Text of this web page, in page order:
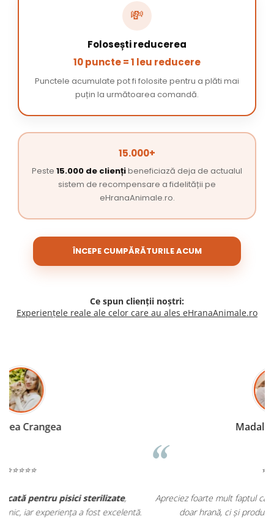
💸
Folosești reducerea
10 puncte = 1 leu reducere
Punctele acumulate pot fi folosite pentru a plăti mai
puțin la următoarea comandă.
15.000+
Peste 15.000 de cliențibeneficiază deja de actualul
sistem de recompensare a fidelității pe
eHranaAnimale.ro.
ÎNCEPE CUMPĂRĂTURILE ACUM
Ce spun clienții noștri:
Experiențele reale ale celor care au ales eHranaAnimale.ro
Apreciez foarte mult faptul că pe ehranaanimale.rogăsesc nu
doar hrană, ci și produse din
farmacia veterinară: